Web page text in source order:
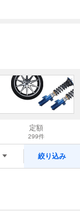
定額
299件
絞り込み